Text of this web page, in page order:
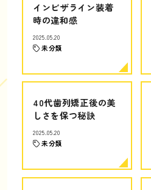
インビザライン装着
時の違和感
2025.05.20
未分類
40代歯列矯正後の美
しさを保つ秘訣
2025.05.20
未分類